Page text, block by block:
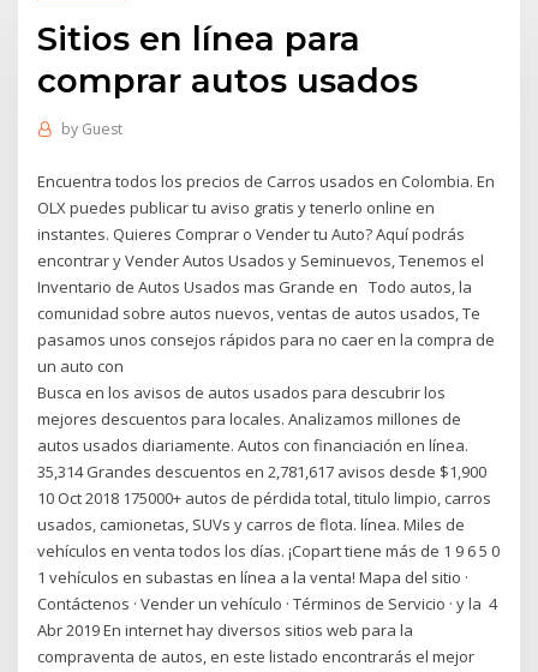
Sitios en línea para
comprar autos usados
by Guest
Encuentra todos los precios de Carros usados en Colombia. En
OLX puedes publicar tu aviso gratis y tenerlo online en
instantes. Quieres Comprar o Vender tu Auto? Aquí podrás
encontrar y Vender Autos Usados y Seminuevos, Tenemos el
Inventario de Autos Usados mas Grande en Todo autos, la
comunidad sobre autos nuevos, ventas de autos usados, Te
pasamos unos consejos rápidos para no caer en la compra de
un auto con
Busca en los avisos de autos usados para descubrir los
mejores descuentos para locales. Analizamos millones de
autos usados diariamente. Autos con financiación en línea.
35,314 Grandes descuentos en 2,781,617 avisos desde $1,900
10 Oct 2018 175000+ autos de pérdida total, titulo limpio, carros
usados, camionetas, SUVs y carros de flota. línea. Miles de
vehículos en venta todos los días. ¡Copart tiene más de 1 9 6 5 0
1 vehículos en subastas en línea a la venta! Mapa del sitio ·
Contáctenos · Vender un vehículo · Términos de Servicio · y la 4
Abr 2019 En internet hay diversos sitios web para la
compraventa de autos, en este listado encontrarás el mejor